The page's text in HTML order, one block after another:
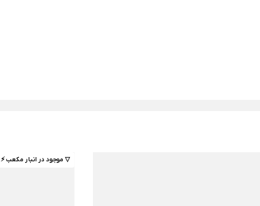
▽ موجود در انبار مکعب ⚡️